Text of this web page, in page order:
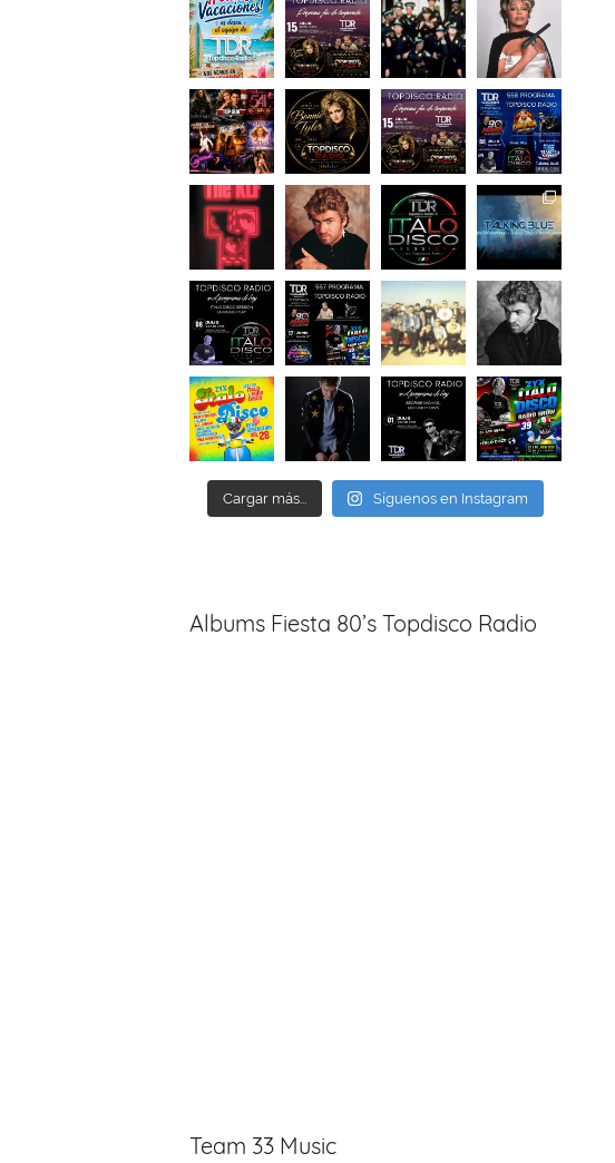
Cargar más... Síguenos en Instagram
Albums Fiesta 80’s Topdisco Radio
Team 33 Music